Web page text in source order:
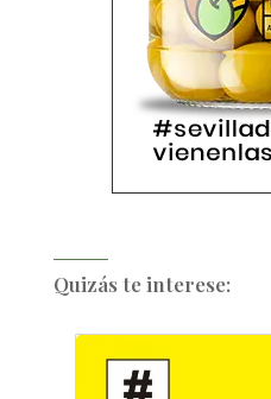
Quizás te interese: